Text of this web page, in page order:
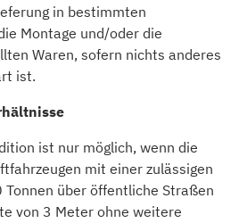
in bestimmten
Montage und/oder die
Waren, sofern nichts anderes
ist.
ist nur möglich, wenn die
mit einer zulässigen
Tonnen über öffentliche Straßen
von 3 Meter ohne weitere